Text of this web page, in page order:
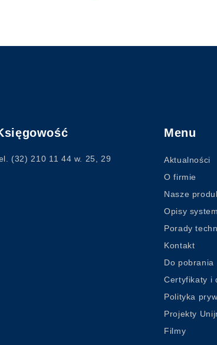
(32) 210 11 44 w. 25, 29
Menu
Aktualności
O firmie
Nasze
Opisy
Porady
Kontakt
Do pobrania
Certyfikaty i
Polityka
Projekty
Filmy